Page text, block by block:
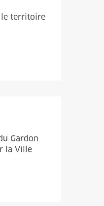
le territoire
Gardon
la Ville